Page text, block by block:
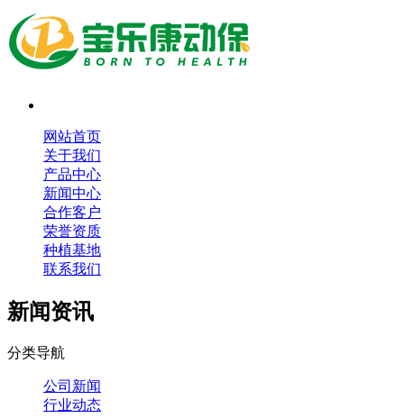
网站首页
关于我们
产品中心
新闻中心
合作客户
荣誉资质
种植基地
联系我们
新闻资讯
分类导航
公司新闻
行业动态